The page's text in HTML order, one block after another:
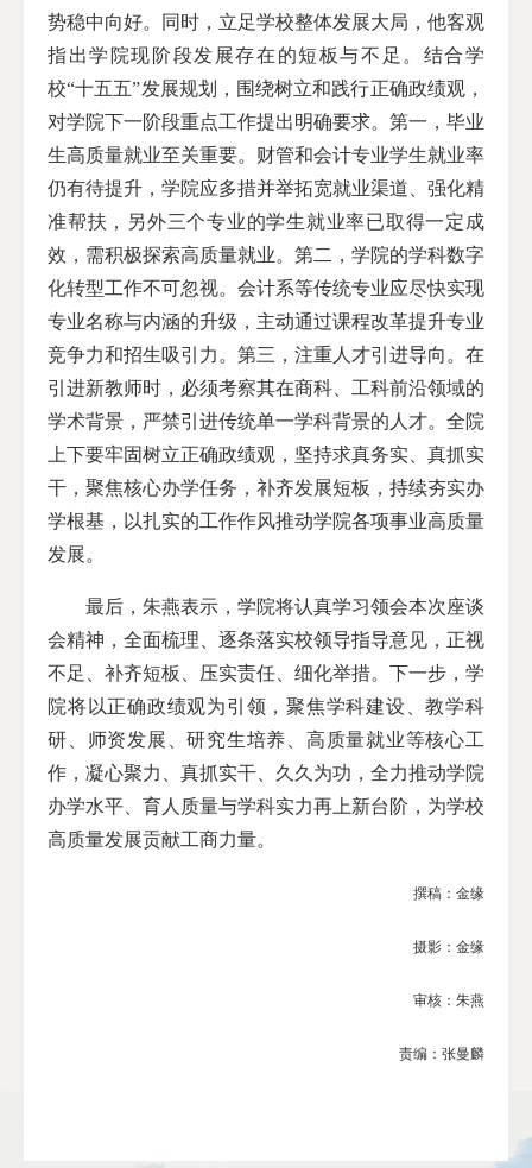
势稳中向好。同时，立足学校整体发展大局，他客观
指出学院现阶段发展存在的短板与不足。结合学
校“十五五”发展规划，围绕树立和践行正确政绩观，
对学院下一阶段重点工作提出明确要求。第一，毕业
生高质量就业至关重要。财管和会计专业学生就业率
仍有待提升，学院应多措并举拓宽就业渠道、强化精
准帮扶，另外三个专业的学生就业率已取得一定成
效，需积极探索高质量就业。第二，学院的学科数字
化转型工作不可忽视。会计系等传统专业应尽快实现
专业名称与内涵的升级，主动通过课程改革提升专业
竞争力和招生吸引力。第三，注重人才引进导向。在
引进新教师时，必须考察其在商科、工科前沿领域的
学术背景，严禁引进传统单一学科背景的人才。全院
上下要牢固树立正确政绩观，坚持求真务实、真抓实
干，聚焦核心办学任务，补齐发展短板，持续夯实办
学根基，以扎实的工作作风推动学院各项事业高质量
发展。
最后，朱燕表示，学院将认真学习领会本次座谈
会精神，全面梳理、逐条落实校领导指导意见，正视
不足、补齐短板、压实责任、细化举措。下一步，学
院将以正确政绩观为引领，聚焦学科建设、教学科
研、师资发展、研究生培养、高质量就业等核心工
作，凝心聚力、真抓实干、久久为功，全力推动学院
办学水平、育人质量与学科实力再上新台阶，为学校
高质量发展贡献工商力量。
撰稿：金缘
摄影：金缘
审核：朱燕
责编：张曼麟